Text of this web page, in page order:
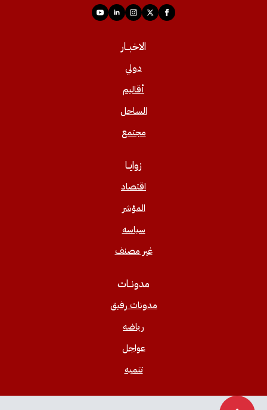
الاخبــار
دولي
أقاليم
الساحل
مجتمع
زوايــا
اقتصاد
المؤشر
سياسه
غير مصنف
مدونــات
مدونات رفيق
رياضه
عواجل
تنميه